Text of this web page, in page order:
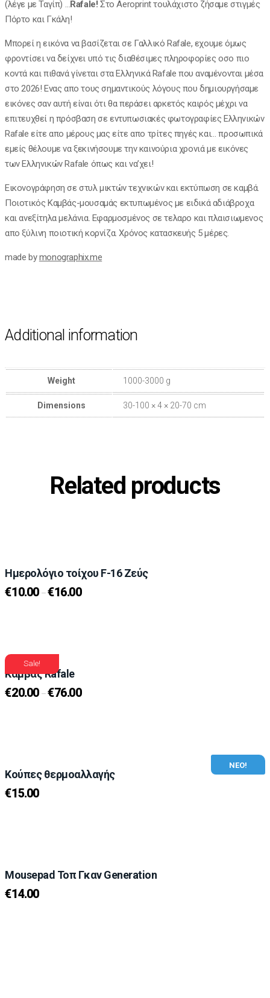
(λέγε με Ταγίπ) …Rafale! Στο Αeroprint τουλάχιστο ζήσαμε στιγμές
Πόρτο και Γκάλη!
Μπορεί η εικόνα να βασίζεται σε Γαλλικό Rafale, εχουμε όμως
φροντίσει να δείχνει υπό τις διαθέσιμες πληροφορίες οσο πιο
κοντά και πιθανά γίνεται στα Ελληνικά Rafale που αναμένονται μέσα
στο 2026! Ενας απο τους σημαντικούς λόγους που δημιουργήσαμε
εικόνες σαν αυτή είναι ότι θα περάσει αρκετός καιρός μέχρι να
επιτευχθεί η πρόσβαση σε εντυπωσιακές φωτογραφίες Eλληνικών
Rafale είτε απο μέρους μας είτε απο τρίτες πηγές και… προσωπικά
εμείς θέλουμε να ξεκινήσουμε την καινούρια χρονιά με εικόνες
των Ελληνικών Rafale όπως και να’χει!
Eικονογράφηση σε στυλ μικτών τεχνικών και εκτύπωση σε καμβά.
Ποιοτικός Kαμβάς-μουσαμάς εκτυπωμένος με ειδικά αδιάβροχα
και ανεξίτηλα μελάνια. Εφαρμοσμένος σε τελαρο και πλαισιωμενος
απο ξύλινη ποιοτική κορνίζα. Χρόνος κατασκευής 5 μέρες.
made bymonographix.me
Additional information
Weight 1000-3000 g
Dimensions 30-100 × 4 × 20-70 cm
Related products
Ημερολόγιο τοίχου F-16 Ζεύς
€10.00–€16.00
Sale!
Καμβάς Rafale
€20.00–€76.00
ΝΕΟ!
Κούπες θερμοαλλαγής
€15.00
Mousepad Τοπ Γκαν Generation
€14.00